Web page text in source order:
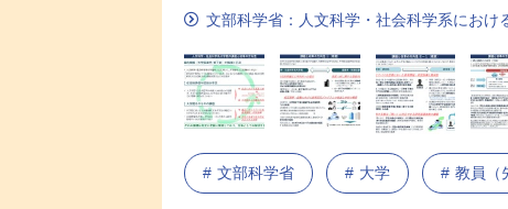
文部科学省：人文科学・社会科学系におけ
文部科学省 大学 教員（